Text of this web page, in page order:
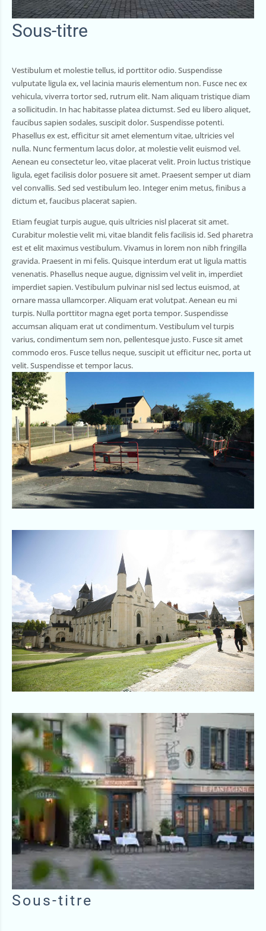
Sous-titre
Vestibulum et molestie tellus, id porttitor odio. Suspendisse
vulputate ligula ex, vel lacinia mauris elementum non. Fusce nec ex
vehicula, viverra tortor sed, rutrum elit. Nam aliquam tristique diam
a sollicitudin. In hac habitasse platea dictumst. Sed eu libero aliquet,
faucibus sapien sodales, suscipit dolor. Suspendisse potenti.
Phasellus ex est, efficitur sit amet elementum vitae, ultricies vel
nulla. Nunc fermentum lacus dolor, at molestie velit euismod vel.
Aenean eu consectetur leo, vitae placerat velit. Proin luctus tristique
ligula, eget facilisis dolor posuere sit amet. Praesent semper ut diam
vel convallis. Sed sed vestibulum leo. Integer enim metus, finibus a
dictum et, faucibus placerat sapien.
Etiam feugiat turpis augue, quis ultricies nisl placerat sit amet.
Curabitur molestie velit mi, vitae blandit felis facilisis id. Sed pharetra
est et elit maximus vestibulum. Vivamus in lorem non nibh fringilla
gravida. Praesent in mi felis. Quisque interdum erat ut ligula mattis
venenatis. Phasellus neque augue, dignissim vel velit in, imperdiet
imperdiet sapien. Vestibulum pulvinar nisl sed lectus euismod, at
ornare massa ullamcorper. Aliquam erat volutpat. Aenean eu mi
turpis. Nulla porttitor magna eget porta tempor. Suspendisse
accumsan aliquam erat ut condimentum. Vestibulum vel turpis
varius, condimentum sem non, pellentesque justo. Fusce sit amet
commodo eros. Fusce tellus neque, suscipit ut efficitur nec, porta ut
velit. Suspendisse et tempor lacus.
Sous-titre